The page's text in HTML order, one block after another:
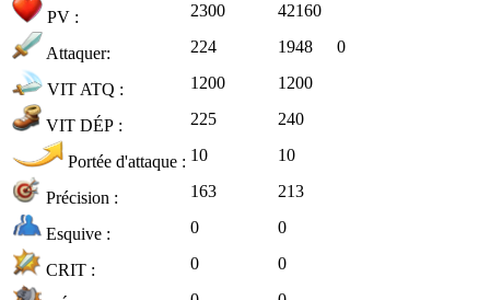
PV : 2300 42160
Attaquer: 224 1948 0
VIT ATQ : 1200 1200
VIT DÉP : 225 240
Portée d'attaque : 10 10
Précision : 163 213
Esquive : 0 0
CRIT : 0 0